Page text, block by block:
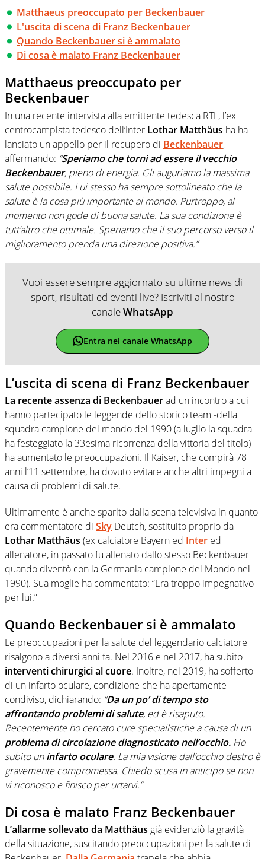
Matthaeus preoccupato per Beckenbauer
L'uscita di scena di Franz Beckenbauer
Quando Beckenbauer si è ammalato
Di cosa è malato Franz Beckenbauer
Matthaeus preoccupato per
Beckenbauer
In una recente intervista alla emittente tedesca RTL, l’ex
centrocampista tedesco dell’Inter Lothar Matthäus ha ha
lanciato un appello per il recupero di Beckenbauer,
affermando: “Speriamo che torni ad essere il vecchio
Beckenbauer, pieno di energia. Gli auguriamo la massima
salute possibile. Lui stesso ha sempre sottolineato che la
salute è la cosa più importante al mondo. Purtroppo, al
momento non gode di buona salute. La sua condizione è
tutt’altro che ottimale. Speriamo che il suo percorso verso il
miglioramento prenda una direzione positiva.”
Vuoi essere sempre aggiornato su ultime news di
sport, risultati ed eventi live? Iscriviti al nostro
canaleWhatsApp
Entra nel canale WhatsApp
L’uscita di scena di Franz Beckenbauer
La recente assenza di Beckenbauerad un incontro a cui
hanno partecipato le leggende dello storico team -della
squadra campione del mondo del 1990 (a luglio la squadra
ha festeggiato la 33esima ricorrenza della vittoria del titolo)
ha aumentato le preoccupazioni. Il Kaiser, che compirà 78
anni l’11 settembre, ha dovuto evitare anche altri impegni a
causa di problemi di salute.
Ultimamente è anche sparito dalla scena televisiva in quanto
era commentatore di Sky Deutch, sostituito proprio da
Lothar Matthäus (ex calciatore Bayern ed Inter ed
allenatore, in passato fu allenato dallo stesso Beckenbauer
quando diventò con la Germania campione del Mondo nel
1990). Sua moglie ha commentato: “Era troppo impegnativo
per lui.”
Quando Beckenbauer si è ammalato
Le preoccupazioni per la salute del leggendario calciatore
risalgono a diversi anni fa. Nel 2016 e nel 2017, ha subito
interventi chirurgici al cuore. Inoltre, nel 2019, ha sofferto
di un infarto oculare, condizione che ha apertamente
condiviso, dichiarando: “Da un po’ di tempo sto
affrontando problemi di salute, ed è risaputo.
Recentemente ho cercato cure specialistiche a causa di un
problema di circolazione diagnosticato nell’occhio. Ho
subito uninfarto oculare. La mia visione dall’occhio destro è
gravemente compromessa. Chiedo scusa in anticipo se non
vi riconosco e finisco per urtarvi.”
Di cosa è malato Franz Beckenbauer
L’allarme sollevato da Matthäus già evidenziò la gravità
della situazione, suscitando preoccupazioni per la salute di